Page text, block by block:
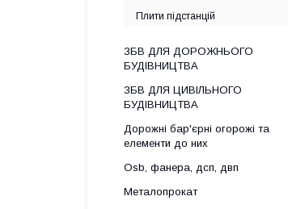
Плити підстанцій
ЗБВ ДЛЯ ДОРОЖНЬОГО
БУДІВНИЦТВА
ЗБВ ДЛЯ ЦИВІЛЬНОГО
БУДІВНИЦТВА
Дорожні бар'єрні огорожі та
елементи до них
Osb, фанера, дсп, двп
Металопрокат